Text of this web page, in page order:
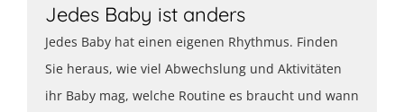
Jedes Baby ist anders
Jedes Baby hat einen eigenen Rhythmus. Finden
Sie heraus, wie viel Abwechslung und Aktivitäten
ihr Baby mag, welche Routine es braucht und wann